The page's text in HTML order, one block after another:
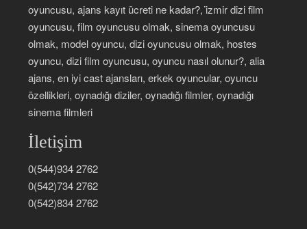
oyuncusu, ajans kayıt ücreti ne kadar?, i̇zmir dizi film
oyuncusu, film oyuncusu olmak, sinema oyuncusu
olmak, model oyuncu, dizi oyuncusu olmak, hostes
oyuncu, dizi film oyuncusu, oyuncu nasıl olunur?, alia
ajans, en iyi cast ajansları, erkek oyuncular, oyuncu
özellikleri, oynadığı diziler, oynadığı filmler, oynadığı
sinema filmleri
İletişim
0(544)934 2762
0(542)734 2762
0(542)834 2762